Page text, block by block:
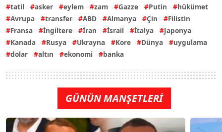
tatil
asker eylem zam Gazze Putin
hükümet
Avrupa
transfer ABD Almanya Çin
Filistin
Fransa
İngiltere İran İsrail İtalya
Japonya
Kanada
Rusya Ukrayna Kore Dünya
uygulama
dolar
altın ekonomi banka
GÜNÜN MANŞETLERİ